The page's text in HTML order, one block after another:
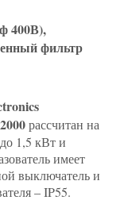
400В),
фильтр
рассчитан на
1,5 кВт и
имеет
выключатель и
– IP55.